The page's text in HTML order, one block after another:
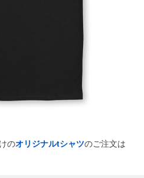
のオリジナルtシャツのご注文は